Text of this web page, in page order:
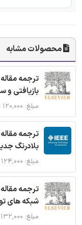
محصولات مشابه
ترجمه
بازیافتی و
مبلغ: ۱۲۰,۰۰۰ تومان
بلادرنگ
مبلغ: ۱۲۴,۰۰۰ تومان
شبکه های
مبلغ: ۱۳۲,۰۰۰ تومان